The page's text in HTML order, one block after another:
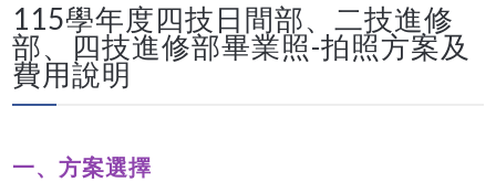
115學年度四技日間部、二技進修
部、四技進修部畢業照-拍照方案及
費用說明
一、方案選擇